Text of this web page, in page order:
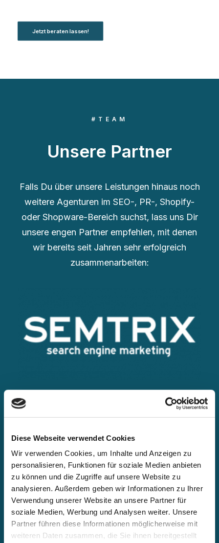
Diese Webseite verwendet Cookies
Wir verwenden Cookies, um Inhalte und Anzeigen zu
personalisieren, Funktionen für soziale Medien anbieten
zu können und die Zugriffe auf unsere Website zu
analysieren. Außerdem geben wir Informationen zu Ihrer
Verwendung unserer Website an unsere Partner für
soziale Medien, Werbung und Analysen weiter. Unsere
Partner führen diese Informationen möglicherweise mit
weiteren Daten zusammen, die Sie ihnen bereitgestellt
Jetzt beraten lassen!
#TEAM
Unsere Partner
Falls Du über unsere Leistungen hinaus noch
weitere Agenturen im SEO-, PR-, Shopify-
oder Shopware-Bereich suchst, lass uns Dir
unsere engen Partner empfehlen, mit denen
wir bereits seit Jahren sehr erfolgreich
zusammenarbeiten: